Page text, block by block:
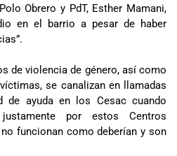
Obrero y PdT, Esther Mamani,
en el barrio a pesar de haber
de violencia de género, así como
se canalizan en llamadas
ayuda en los Cesac cuando
por estos Centros
funcionan como deberían y son